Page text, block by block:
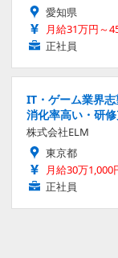
愛知県
月給31万円～
正社員
IT・ゲーム業界
消化率高い・研
株式会社ELM
東京都
月給30万1,000
正社員